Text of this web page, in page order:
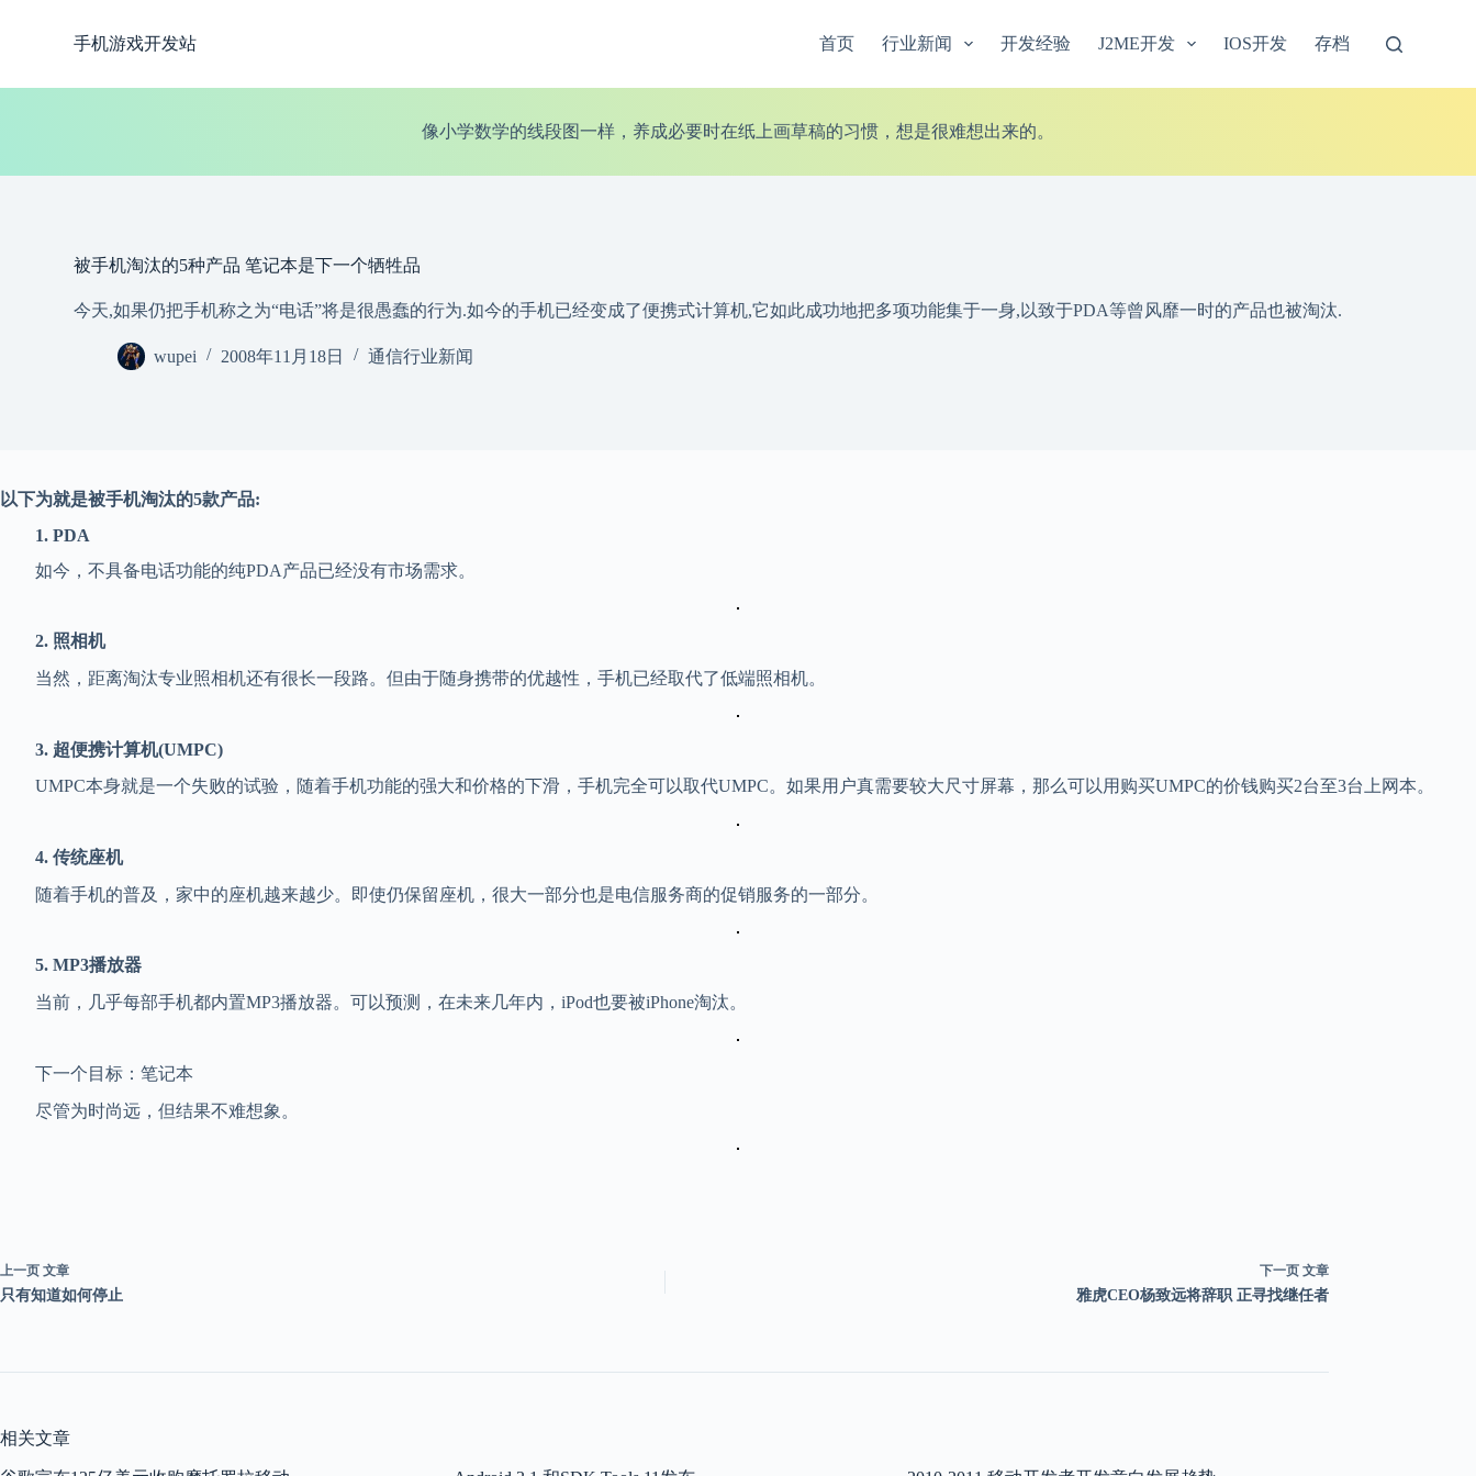
容
手机游戏开发站 首页 行业新闻 开发经验 J2ME开发 IOS开发 存档
像小学数学的线段图一样，养成必要时在纸上画草稿的习惯，想是很难想出来的。
被手机淘汰的5种产品 笔记本是下一个牺牲品
今天,如果仍把手机称之为“电话”将是很愚蠢的行为.如今的手机已经变成了便携式计算机,它如此成功地把多项功能集于一身,以致于PDA等曾风靡一时的产品也被淘汰.
wupei 2008年11月18日 通信行业新闻
以下为就是被手机淘汰的5款产品:
1. PDA
如今，不具备电话功能的纯PDA产品已经没有市场需求。
2. 照相机
当然，距离淘汰专业照相机还有很长一段路。但由于随身携带的优越性，手机已经取代了低端照相机。
3. 超便携计算机(UMPC)
UMPC本身就是一个失败的试验，随着手机功能的强大和价格的下滑，手机完全可以取代UMPC。如果用户真需要较大尺寸屏幕，那么可以用购买UMPC的价钱购买2台至3台上网本。
4. 传统座机
随着手机的普及，家中的座机越来越少。即使仍保留座机，很大一部分也是电信服务商的促销服务的一部分。
5. MP3播放器
当前，几乎每部手机都内置MP3播放器。可以预测，在未来几年内，iPod也要被iPhone淘汰。
下一个目标：笔记本
尽管为时尚远，但结果不难想象。
上一页 文章
只有知道如何停止
下一页 文章
雅虎CEO杨致远将辞职 正寻找继任者
相关文章